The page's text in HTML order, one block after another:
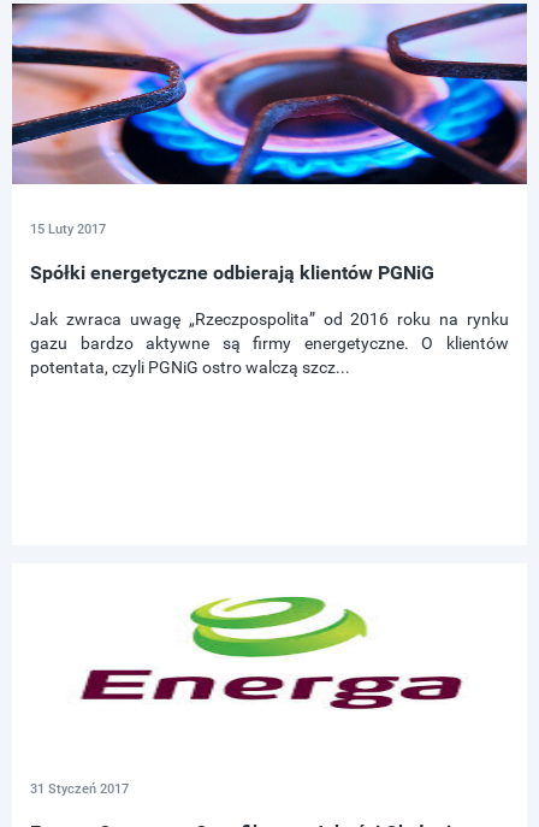
15 Luty 2017
Spółki energetyczne odbierają klientów PGNiG
Jak zwraca uwagę „Rzeczpospolita” od 2016 roku na rynku
gazu bardzo aktywne są firmy energetyczne. O klientów
potentata, czyli PGNiG ostro walczą szcz...
31 Styczeń 2017